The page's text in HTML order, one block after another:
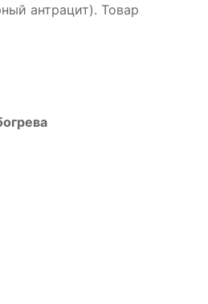
антрацит). Товар